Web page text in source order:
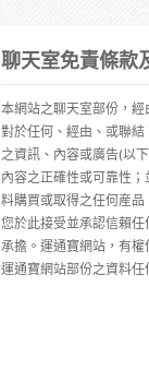
聊天室免責條款
本網站之聊天室部份，
對於任何、經由、或聯
之資訊、內容或廣告(以
內容之正確性或可靠性
料購買或取得之任何産品
您於此接受並承認信賴
承擔。運通寶網站，有
運通寶網站部份之資料任